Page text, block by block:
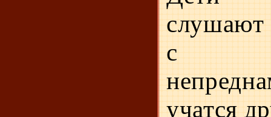
слушают
с
учатся